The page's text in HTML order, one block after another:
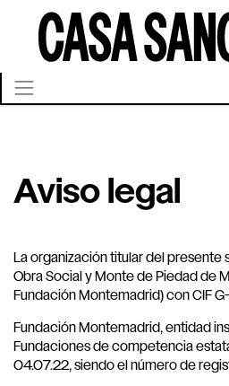
Aviso legal
La organización titular del presente
Obra Social y Monte de Piedad de
Fundación Montemadrid) con CIF
Fundación Montemadrid, entidad
Fundaciones de competencia
04.07.22, siendo el número de